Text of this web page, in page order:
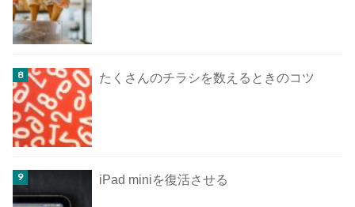
たくさんのチラシを数えるときのコツ
iPad miniを復活させる